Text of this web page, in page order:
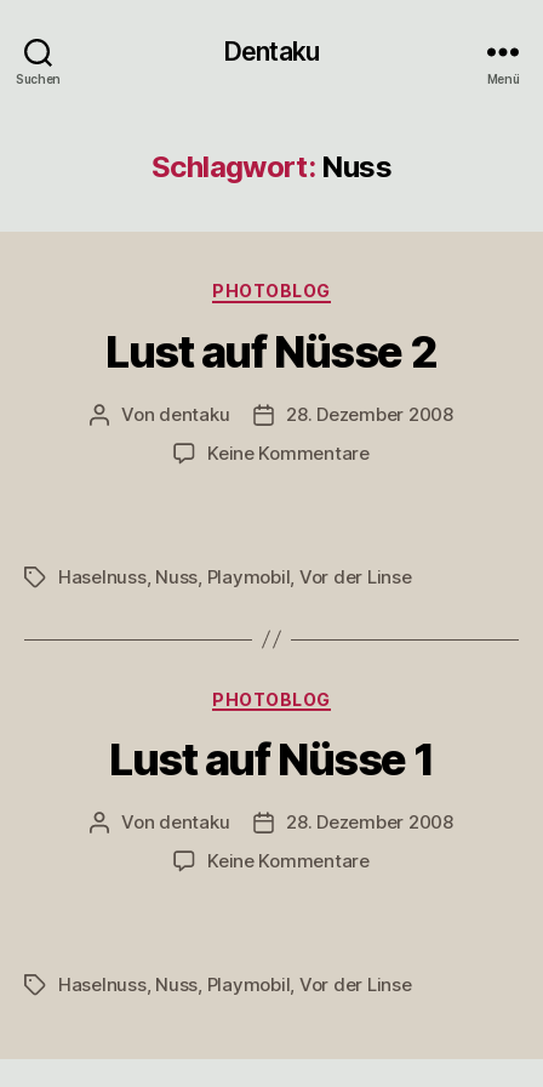
Suchen
Dentaku
Menü
Schlagwort: Nuss
Kategorien
PHOTOBLOG
Lust auf Nüsse 2
Beitragsautor
Von dentaku Veröffentlichungsdatum
28. Dezember 2008
Keine Kommentarezu
Schlagwörter
Haselnuss, Nuss Playmobil Vor der Linse
Kategorien
PHOTOBLOG
Lust auf Nüsse 1
Beitragsautor
Von dentaku Veröffentlichungsdatum
28. Dezember 2008
Keine Kommentarezu
Schlagwörter
Haselnuss, Nuss, Playmobil, Vor der Linse